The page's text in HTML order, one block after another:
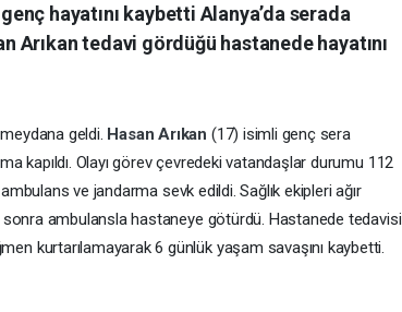
hayatını kaybetti Alanya’da serada
Arıkan tedavi gördüğü hastanede hayatını
geldi. Hasan Arıkan (17) isimli genç sera
kapıldı. Olayı görev çevredeki vatandaşlar durumu 112
ve jandarma sevk edildi. Sağlık ekipleri ağır
ambulansla hastaneye götürdü. Hastanede tedavisi
kurtarılamayarak 6 günlük yaşam savaşını kaybetti.